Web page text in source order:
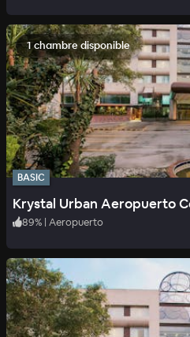
1 chambre disponible
BASIC
Krystal Urban Aeropuerto
89% | Aeropuerto